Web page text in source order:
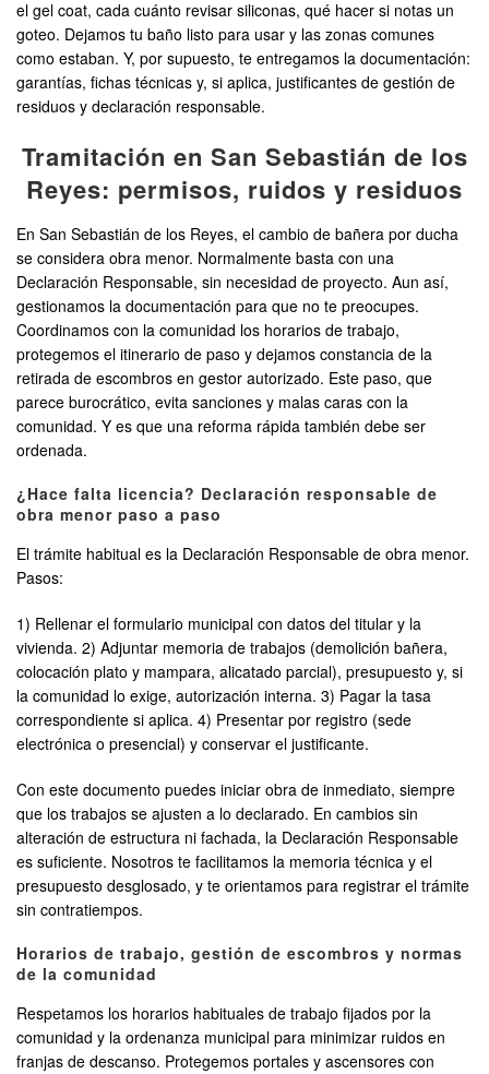
el gel coat, cada cuánto revisar siliconas, qué hacer si notas un
goteo. Dejamos tu baño listo para usar y las zonas comunes
como estaban. Y, por supuesto, te entregamos la documentación:
garantías, fichas técnicas y, si aplica, justificantes de gestión de
residuos y declaración responsable.
Tramitación en San Sebastián de los
Reyes: permisos, ruidos y residuos
En San Sebastián de los Reyes, el cambio de bañera por ducha
se considera obra menor. Normalmente basta con una
Declaración Responsable, sin necesidad de proyecto. Aun así,
gestionamos la documentación para que no te preocupes.
Coordinamos con la comunidad los horarios de trabajo,
protegemos el itinerario de paso y dejamos constancia de la
retirada de escombros en gestor autorizado. Este paso, que
parece burocrático, evita sanciones y malas caras con la
comunidad. Y es que una reforma rápida también debe ser
ordenada.
¿Hace falta licencia? Declaración responsable de
obra menor paso a paso
El trámite habitual es la Declaración Responsable de obra menor.
Pasos:
1) Rellenar el formulario municipal con datos del titular y la
vivienda. 2) Adjuntar memoria de trabajos (demolición bañera,
colocación plato y mampara, alicatado parcial), presupuesto y, si
la comunidad lo exige, autorización interna. 3) Pagar la tasa
correspondiente si aplica. 4) Presentar por registro (sede
electrónica o presencial) y conservar el justificante.
Con este documento puedes iniciar obra de inmediato, siempre
que los trabajos se ajusten a lo declarado. En cambios sin
alteración de estructura ni fachada, la Declaración Responsable
es suficiente. Nosotros te facilitamos la memoria técnica y el
presupuesto desglosado, y te orientamos para registrar el trámite
sin contratiempos.
Horarios de trabajo, gestión de escombros y normas
de la comunidad
Respetamos los horarios habituales de trabajo fijados por la
comunidad y la ordenanza municipal para minimizar ruidos en
franjas de descanso. Protegemos portales y ascensores con